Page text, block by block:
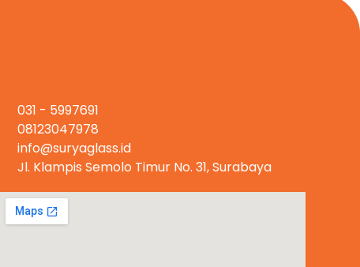
031 - 5997691
08123047978
info@suryaglass.id
Jl. Klampis Semolo Timur No. 31, Surabaya